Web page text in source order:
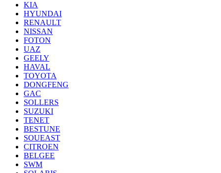
KIA
HYUNDAI
RENAULT
NISSAN
FOTON
UAZ
GEELY
HAVAL
TOYOTA
DONGFENG
GAC
SOLLERS
SUZUKI
TENET
BESTUNE
SOUEAST
CITROEN
BELGEE
SWM